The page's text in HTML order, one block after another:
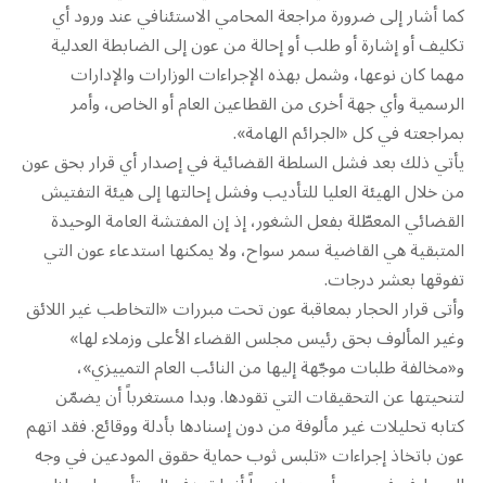
كما أشار إلى ضرورة مراجعة المحامي الاستئنافي عند ورود أي
تكليف أو إشارة أو طلب أو إحالة من عون إلى الضابطة العدلية
مهما كان نوعها، وشمل بهذه الإجراءات الوزارات والإدارات
الرسمية وأي جهة أخرى من القطاعين العام أو الخاص، وأمر
بمراجعته في كل «الجرائم الهامة».
يأتي ذلك بعد فشل السلطة القضائية في إصدار أي قرار بحق عون
من خلال الهيئة العليا للتأديب وفشل إحالتها إلى هيئة التفتيش
القضائي المعطّلة بفعل الشغور، إذ إن المفتشة العامة الوحيدة
المتبقية هي القاضية سمر سواح، ولا يمكنها استدعاء عون التي
تفوقها بعشر درجات.
وأتى قرار الحجار بمعاقبة عون تحت مبررات «التخاطب غير اللائق
وغير المألوف بحق رئيس مجلس القضاء الأعلى وزملاء لها»
و«مخالفة طلبات موجّهة إليها من النائب العام التمييزي»،
لتنحيتها عن التحقيقات التي تقودها. وبدا مستغرباً أن يضمّن
كتابه تحليلات غير مألوفة من دون إسنادها بأدلة ووقائع. فقد اتهم
عون باتخاذ إجراءات «تلبس ثوب حماية حقوق المودعين في وجه